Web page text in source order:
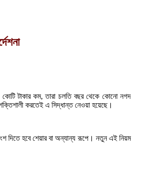
কোটি টাকার কম, তারা চলতি বছর থেকে কোনো নগদ
করতেই এ সিদ্ধান্ত নেওয়া হয়েছে।
দিতে হবে শেয়ার বা অন্যান্য রূপে। নতুন এই নিয়ম